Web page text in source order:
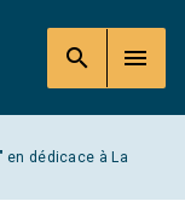
search menu
en dédicace à La